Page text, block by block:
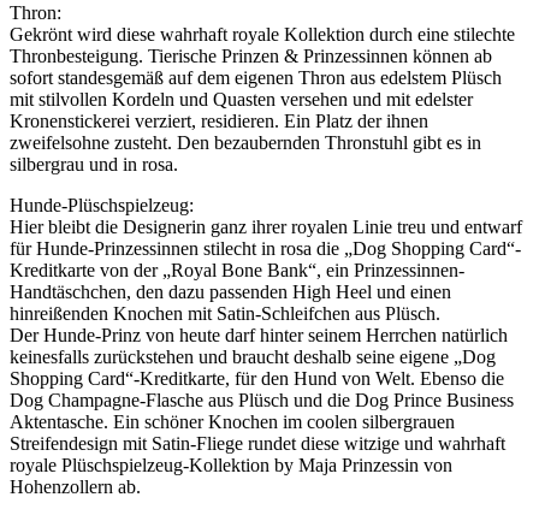
Thron:
Gekrönt wird diese wahrhaft royale Kollektion durch eine stilechte
Thronbesteigung. Tierische Prinzen & Prinzessinnen können ab
sofort standesgemäß auf dem eigenen Thron aus edelstem Plüsch
mit stilvollen Kordeln und Quasten versehen und mit edelster
Kronenstickerei verziert, residieren. Ein Platz der ihnen
zweifelsohne zusteht. Den bezaubernden Thronstuhl gibt es in
silbergrau und in rosa.
Hunde-Plüschspielzeug:
Hier bleibt die Designerin ganz ihrer royalen Linie treu und entwarf
für Hunde-Prinzessinnen stilecht in rosa die „Dog Shopping Card“-
Kreditkarte von der „Royal Bone Bank“, ein Prinzessinnen-
Handtäschchen, den dazu passenden High Heel und einen
hinreißenden Knochen mit Satin-Schleifchen aus Plüsch.
Der Hunde-Prinz von heute darf hinter seinem Herrchen natürlich
keinesfalls zurückstehen und braucht deshalb seine eigene „Dog
Shopping Card“-Kreditkarte, für den Hund von Welt. Ebenso die
Dog Champagne-Flasche aus Plüsch und die Dog Prince Business
Aktentasche. Ein schöner Knochen im coolen silbergrauen
Streifendesign mit Satin-Fliege rundet diese witzige und wahrhaft
royale Plüschspielzeug-Kollektion by Maja Prinzessin von
Hohenzollern ab.